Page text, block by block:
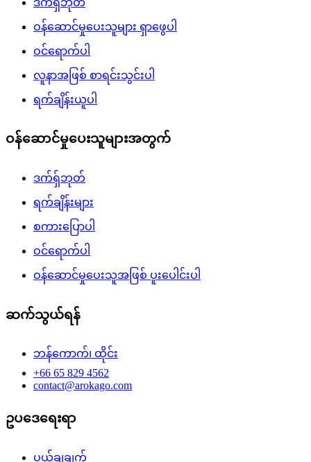
ဝန်ဆောင်မှုပေးသူများ ရှာဖွေပါ
ဝင်ရောက်ပါ
လူနာအဖြစ် စာရင်းသွင်းပါ
ရက်ချိန်းယူပါ
ဝန်ဆောင်မှုပေးသူများအတွက်
ဒက်ရှ်ဘုတ်
ရက်ချိန်းများ
စကားပြောပါ
ဝင်ရောက်ပါ
ဝန်ဆောင်မှုပေးသူအဖြစ် ပူးပေါင်းပါ
ဆက်သွယ်ရန်
ဘန်ကောက်၊ ထိုင်း
+66 65 829 4562
contact@arokago.com
ဥပဒေရေးရာ
ပယ်ချချက်